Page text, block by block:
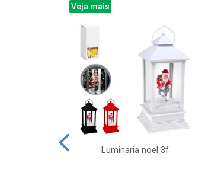
Veja mais
Luminaria noel 3f